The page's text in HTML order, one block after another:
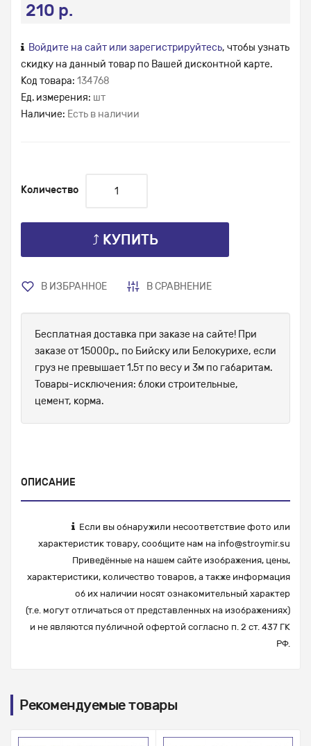
210 р.
Войдите на сайт или зарегистрируйтесь, чтобы узнать
скидку на данный товар по Вашей дисконтной карте.
Код товара: 134768
Ед. измерения: шт
Наличие: Есть в наличии
Количество
⤴ КУПИТЬ
В ИЗБРАННОЕ В СРАВНЕНИЕ
Бесплатная доставка при заказе на сайте! При
заказе от 15000р., по Бийску или Белокурихе, если
груз не превышает 1.5т по весу и 3м по габаритам.
Товары-исключения: блоки строительные,
цемент, корма.
ОПИСАНИЕ
Если вы обнаружили несоответствие фото или
характеристик товару, сообщите нам на info@stroymir.su
Приведённые на нашем сайте изображения, цены,
характеристики, количество товаров, а также информация
об их наличии носят ознакомительный характер
(т.е. могут отличаться от представленных на изображениях)
и не являются публичной офертой согласно п. 2 ст. 437 ГК
РФ.
Рекомендуемые товары